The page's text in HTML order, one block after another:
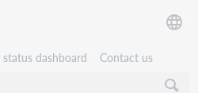
status dashboard Contact us